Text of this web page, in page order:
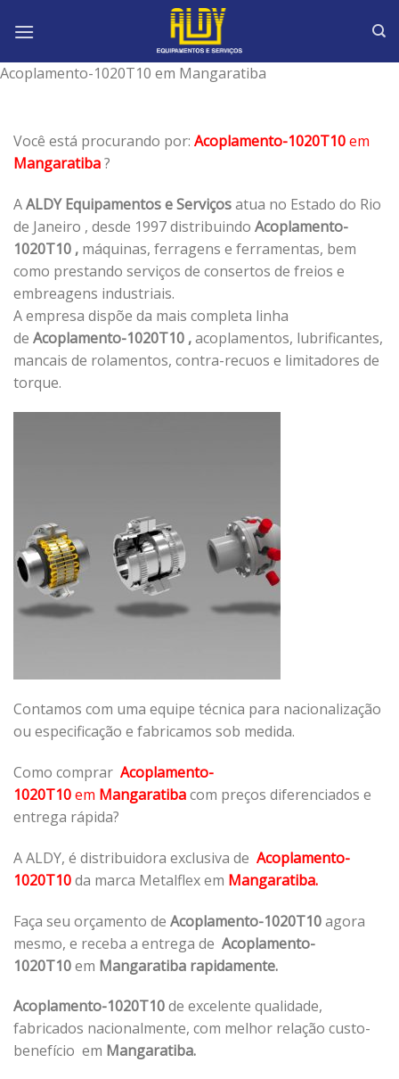
Acoplamento-1020T10 em Mangaratiba
Você está procurando por: Acoplamento-1020T10em
Mangaratiba?
AALDY Equipamentos e Serviçosatua no Estado do Rio
de Janeiro , desde 1997 distribuindo Acoplamento-
1020T10 , máquinas, ferragens e ferramentas, bem
como prestando serviços de consertos de freios e
embreagens industriais.
A empresa dispõe da mais completa linha
de Acoplamento-1020T10 ,acoplamentos, lubrificantes,
mancais de rolamentos, contra-recuos e limitadores de
torque.
Contamos com uma equipe técnica para nacionalização
ou especificação e fabricamos sob medida.
Como comprar Acoplamento-
1020T10em Mangaratibacom preços diferenciados e
entrega rápida?
A ALDY, é distribuidora exclusiva de Acoplamento-
1020T10da marca Metalflex em Mangaratiba.
Faça seu orçamento de Acoplamento-1020T10agora
mesmo, e receba a entrega de Acoplamento-
1020T10em Mangaratiba rapidamente.
Acoplamento-1020T10de excelente qualidade,
fabricados nacionalmente, com melhor relação custo-
benefício em Mangaratiba.